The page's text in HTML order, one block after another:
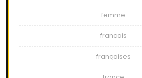
femme
francais
françaises